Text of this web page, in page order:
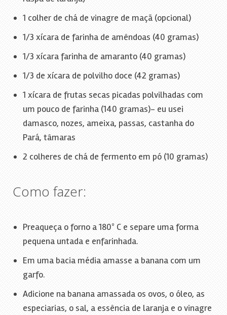
1 colher de chá de vinagre de maçã (opcional)
1/3 xícara de farinha de amêndoas (40 gramas)
1/3 xícara farinha de amaranto (40 gramas)
1/3 de xícara de polvilho doce (42 gramas)
1 xícara de frutas secas picadas polvilhadas com
um pouco de farinha (140 gramas)- eu usei
damasco, nozes, ameixa, passas, castanha do
Pará, tâmaras
2 colheres de chá de fermento em pó (10 gramas)
Como fazer:
Preaqueça o forno a 180º C e separe uma forma
pequena untada e enfarinhada.
Em uma bacia média amasse a banana com um
garfo.
Adicione na banana amassada os ovos, o óleo, as
especiarias, o sal, a essência de laranja e o vinagre